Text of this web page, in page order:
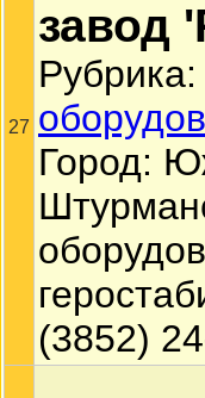
27
завод
Рубрика:
Город:
(3852)